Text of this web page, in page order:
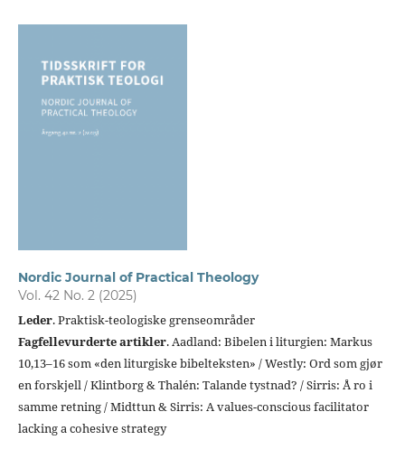
Nordic Journal of Practical Theology
Vol. 42 No. 2 (2025)
Leder. Praktisk-teologiske grenseområder
Fagfellevurderte artikler. Aadland: Bibelen i liturgien: Markus
10,13–16 som «den liturgiske bibelteksten» / Westly: Ord som gjør
en forskjell / Klintborg & Thalén: Talande tystnad? / Sirris: Å ro i
samme retning / Midttun & Sirris: A values-conscious facilitator
lacking a cohesive strategy